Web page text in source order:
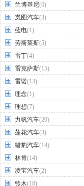
兰博基尼(6)
岚图汽车(3)
蓝电(1)
劳斯莱斯(5)
雷丁(4)
雷克萨斯(15)
雷诺(13)
理念(1)
理想(7)
力帆汽车(20)
莲花汽车(3)
猎豹汽车(14)
林肯(14)
凌宝汽车(2)
铃木(18)